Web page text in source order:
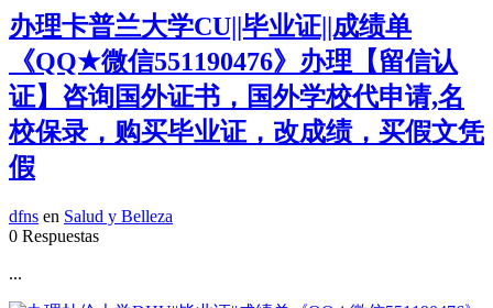
办理卡普兰大学CU||毕业证||成绩单
《QQ★微信551190476》办理【留信认
证】咨询国外证书，国外学校代申请,名
校保录，购买毕业证，改成绩，买假文凭
假
dfns en Salud y Belleza
0 Respuestas
...